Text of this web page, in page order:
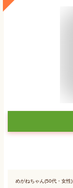
めがねちゃん(50代・女性)